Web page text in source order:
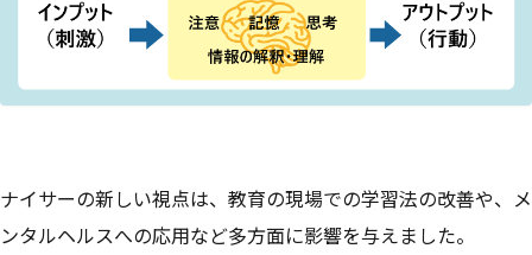
ナイサーの新しい視点は、教育の現場での学習法の改善や、メ
ンタルヘルスへの応用など多方面に影響を与えました。